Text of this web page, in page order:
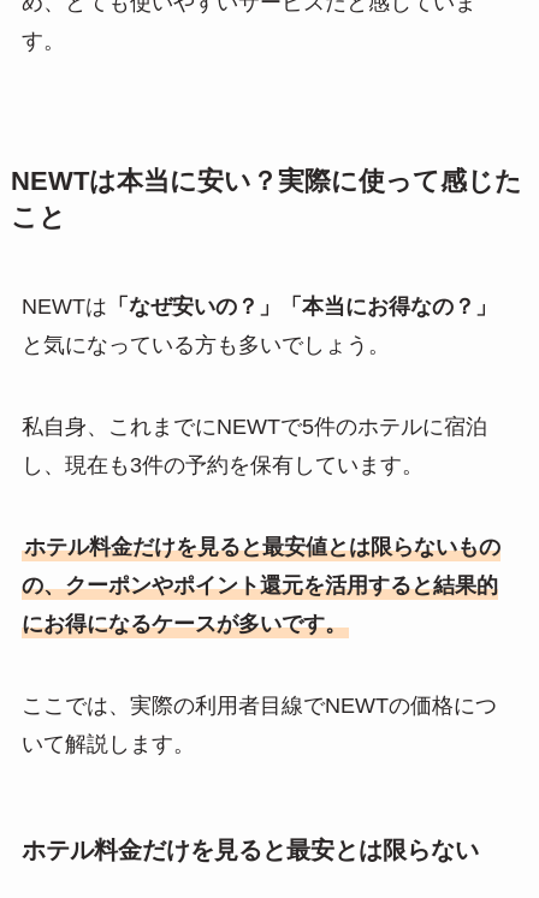
す。
NEWTは本当に安い？実際に使って感じた
こと
NEWTは 「なぜ安いの？」「本当にお得なの？」
と気になっている方も多いでしょう。
私自身、これまでにNEWTで5件のホテルに宿泊
し、現在も3件の予約を保有しています。
ホテル料金だけを見ると最安値とは限らないもの
の、クーポンやポイント還元を活用すると結果的
にお得になるケースが多いです。
ここでは、実際の利用者目線でNEWTの価格につ
いて解説します。
ホテル料金だけを見ると最安とは限らない